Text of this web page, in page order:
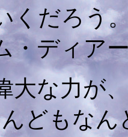
くだろう
・ディア
大な力が
んどもなん